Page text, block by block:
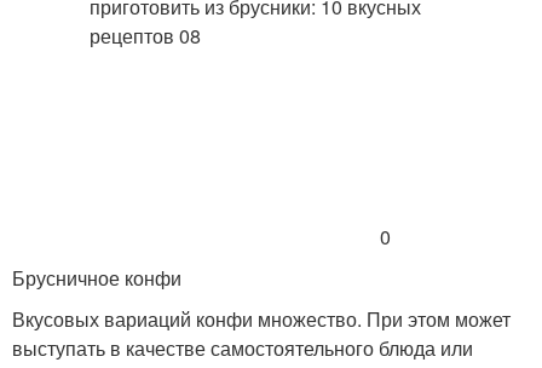
0
Брусничное конфи
Вкусовых вариаций конфи множество. При этом может
выступать в качестве самостоятельного блюда или